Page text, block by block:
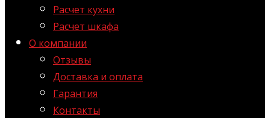
Расчет кухни
Расчет шкафа
О компании
Отзывы
Доставка и оплата
Гарантия
Контакты